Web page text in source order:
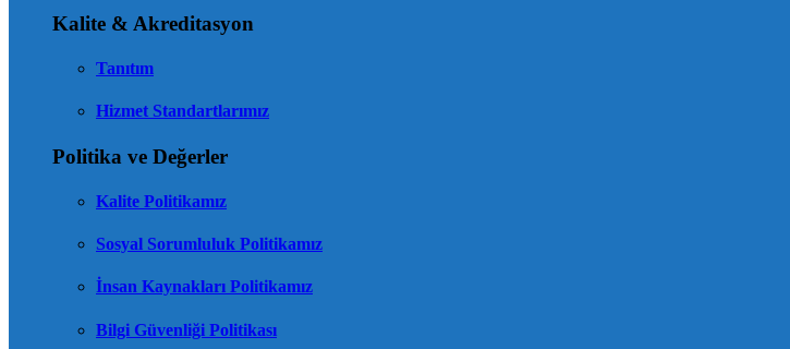
Kalite & Akreditasyon
Tanıtım
Hizmet Standartlarımız
Politika ve Değerler
Kalite Politikamız
Sosyal Sorumluluk Politikamız
İnsan Kaynakları Politikamız
Bilgi Güvenliği Politikası